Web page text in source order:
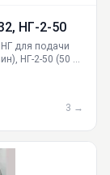
НГ-2-50
для подачи
НГ-2-50 (50 л/
описание,
3 →